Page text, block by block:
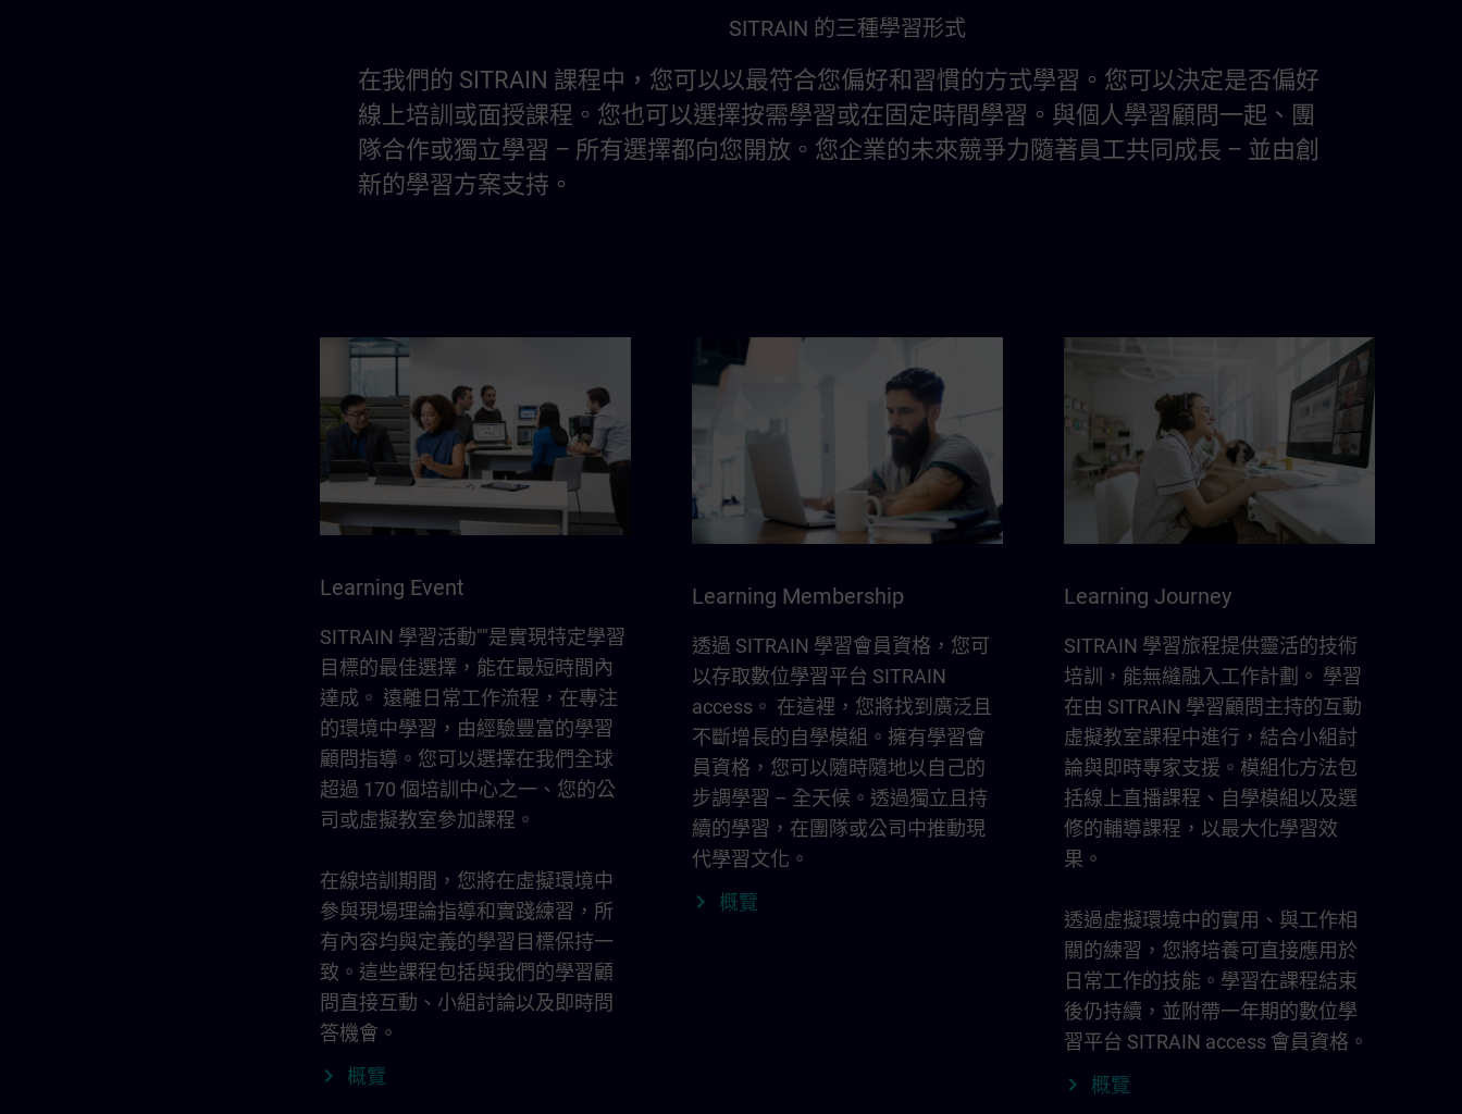
SITRAIN 的三種學習形式
在我們的 SITRAIN 課程中，您可以以最符合您偏好和習慣的方式學習。您可以決定是否偏好
線上培訓或面授課程。您也可以選擇按需學習或在固定時間學習。與個人學習顧問一起、團
隊合作或獨立學習 – 所有選擇都向您開放。您企業的未來競爭力隨著員工共同成長 – 並由創
新的學習方案支持。
Learning Event
SITRAIN 學習活動""是實現特定學習
目標的最佳選擇，能在最短時間內
達成。 遠離日常工作流程，在專注
的環境中學習，由經驗豐富的學習
顧問指導。您可以選擇在我們全球
超過 170 個培訓中心之一、您的公
司或虛擬教室參加課程。
在線培訓期間，您將在虛擬環境中
參與現場理論指導和實踐練習，所
有內容均與定義的學習目標保持一
致。這些課程包括與我們的學習顧
問直接互動、小組討論以及即時問
答機會。
概覽
Learning Membership
透過 SITRAIN 學習會員資格，您可
以存取數位學習平台 SITRAIN
access。 在這裡，您將找到廣泛且
不斷增長的自學模組。擁有學習會
員資格，您可以隨時隨地以自己的
步調學習 – 全天候。透過獨立且持
續的學習，在團隊或公司中推動現
代學習文化。
概覽
Learning Journey
SITRAIN 學習旅程提供靈活的技術
培訓，能無縫融入工作計劃。 學習
在由 SITRAIN 學習顧問主持的互動
虛擬教室課程中進行，結合小組討
論與即時專家支援。模組化方法包
括線上直播課程、自學模組以及選
修的輔導課程，以最大化學習效
果。
透過虛擬環境中的實用、與工作相
關的練習，您將培養可直接應用於
日常工作的技能。學習在課程結束
後仍持續，並附帶一年期的數位學
習平台 SITRAIN access 會員資格。
概覽